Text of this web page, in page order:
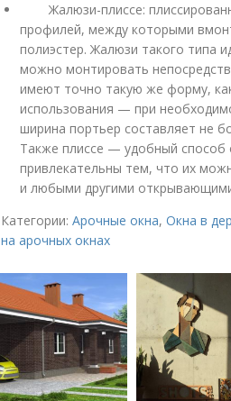
Жалюзи-плиссе:
профилей, между которыми
полиэстер. Жалюзи такого типа
можно монтировать
имеют точно такую же форму,
использования — при
ширина портьер составляет не
Также плиссе — удобный способ
привлекательны тем, что их
и любыми другими
Категории: Арочные окна, Окна в
на арочных окнах